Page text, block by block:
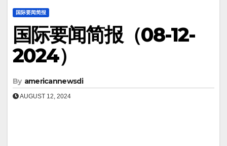
国际要闻简报
国际要闻简报（08-12-
2024）
By americannewsdi
AUGUST 12, 2024